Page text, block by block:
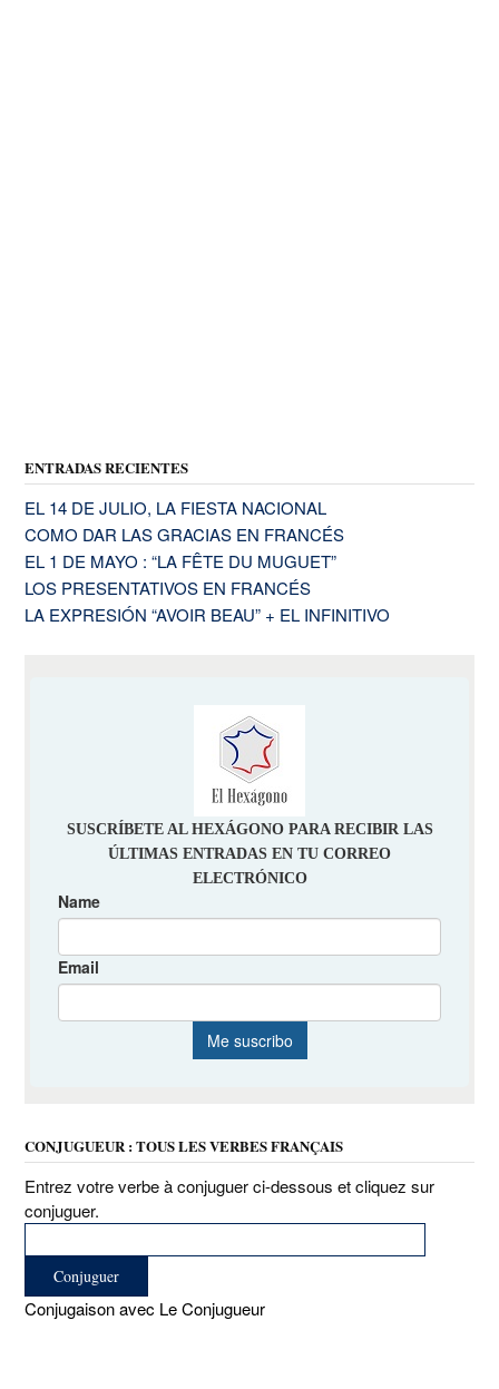
ENTRADAS RECIENTES
EL 14 DE JULIO, LA FIESTA NACIONAL
COMO DAR LAS GRACIAS EN FRANCÉS
EL 1 DE MAYO : “LA FÊTE DU MUGUET”
LOS PRESENTATIVOS EN FRANCÉS
LA EXPRESIÓN “AVOIR BEAU” + EL INFINITIVO
CONJUGUEUR : TOUS LES VERBES FRANÇAIS
Entrez votre verbe à conjuguer ci-dessous et cliquez sur
conjuguer.
Conjugaison avec Le Conjugueur